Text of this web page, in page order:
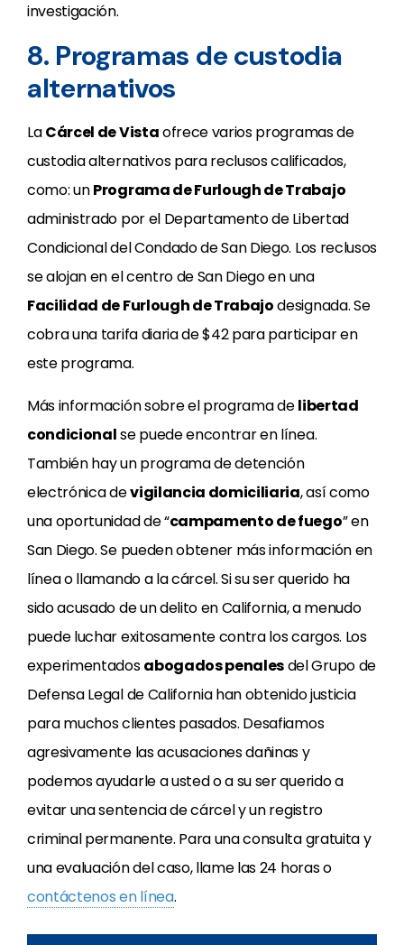
investigación.
8. Programas de custodia
alternativos
LaCárcel de Vistaofrece varios programas de
custodia alternativos para reclusos calificados,
como: unPrograma de Furlough de Trabajo
administrado por el Departamento de Libertad
Condicional del Condado de San Diego. Los reclusos
se alojan en el centro de San Diego en una
Facilidad de Furlough de Trabajodesignada. Se
cobra una tarifa diaria de $42 para participar en
este programa.
Más información sobre el programa delibertad
condicionalse puede encontrar en línea.
También hay un programa de detención
electrónica devigilancia domiciliaria, así como
una oportunidad de “campamento de fuego” en
San Diego. Se pueden obtener más información en
línea o llamando a la cárcel. Si su ser querido ha
sido acusado de un delito en California, a menudo
puede luchar exitosamente contra los cargos. Los
experimentadosabogados penalesdel Grupo de
Defensa Legal de California han obtenido justicia
para muchos clientes pasados. Desafiamos
agresivamente las acusaciones dañinas y
podemos ayudarle a usted o a su ser querido a
evitar una sentencia de cárcel y un registro
criminal permanente. Para una consulta gratuita y
una evaluación del caso, llame las 24 horas o
contáctenos en línea.